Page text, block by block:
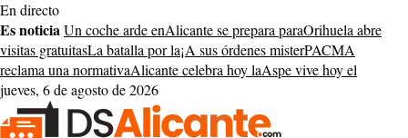
Saltar
al
contenido
En directo
Es noticiaUn coche arde enAlicante se prepara paraOrihuela abre
visitas gratuitasLa batalla por la¡A sus órdenes misterPACMA
reclama una normativaAlicante celebra hoy laAspe vive hoy el
jueves, 6 de agosto de 2026